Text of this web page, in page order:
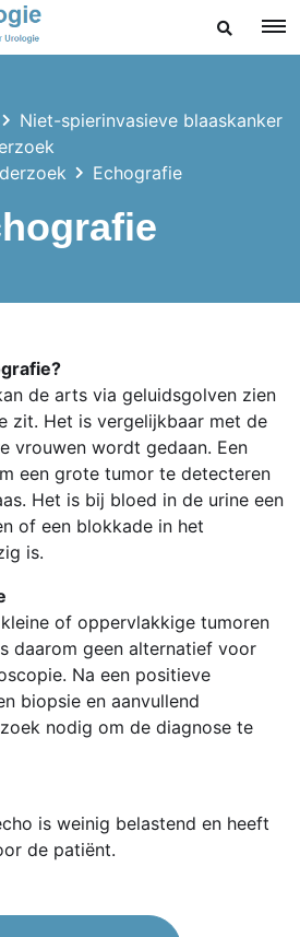
ZOEKEN
Niet-spierinvasieve blaaskanker
Echografie
de arts via geluidsgolven zien
zit. Het is vergelijkbaar met de
vrouwen wordt gedaan. Een
een grote tumor te detecteren
Het is bij bloed in de urine een
of een blokkade in het
is.
of oppervlakkige tumoren
daarom geen alternatief voor
Na een positieve
biopsie en aanvullend
nodig om de diagnose te
is weinig belastend en heeft
de patiënt.